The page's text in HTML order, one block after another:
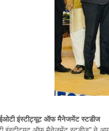
इंस्टीट्यूट ऑफ मैनेजमेंट स्टडीज